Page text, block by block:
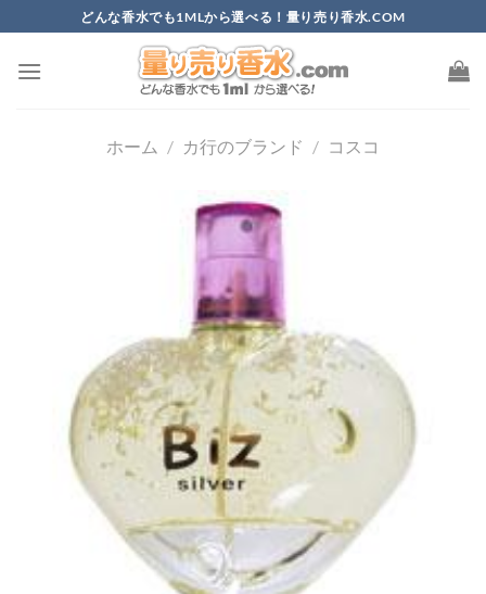
to
content
どんな香水でも1MLから選べる！量り売り香水.COM
ホーム / カ行のブランド / コスコ